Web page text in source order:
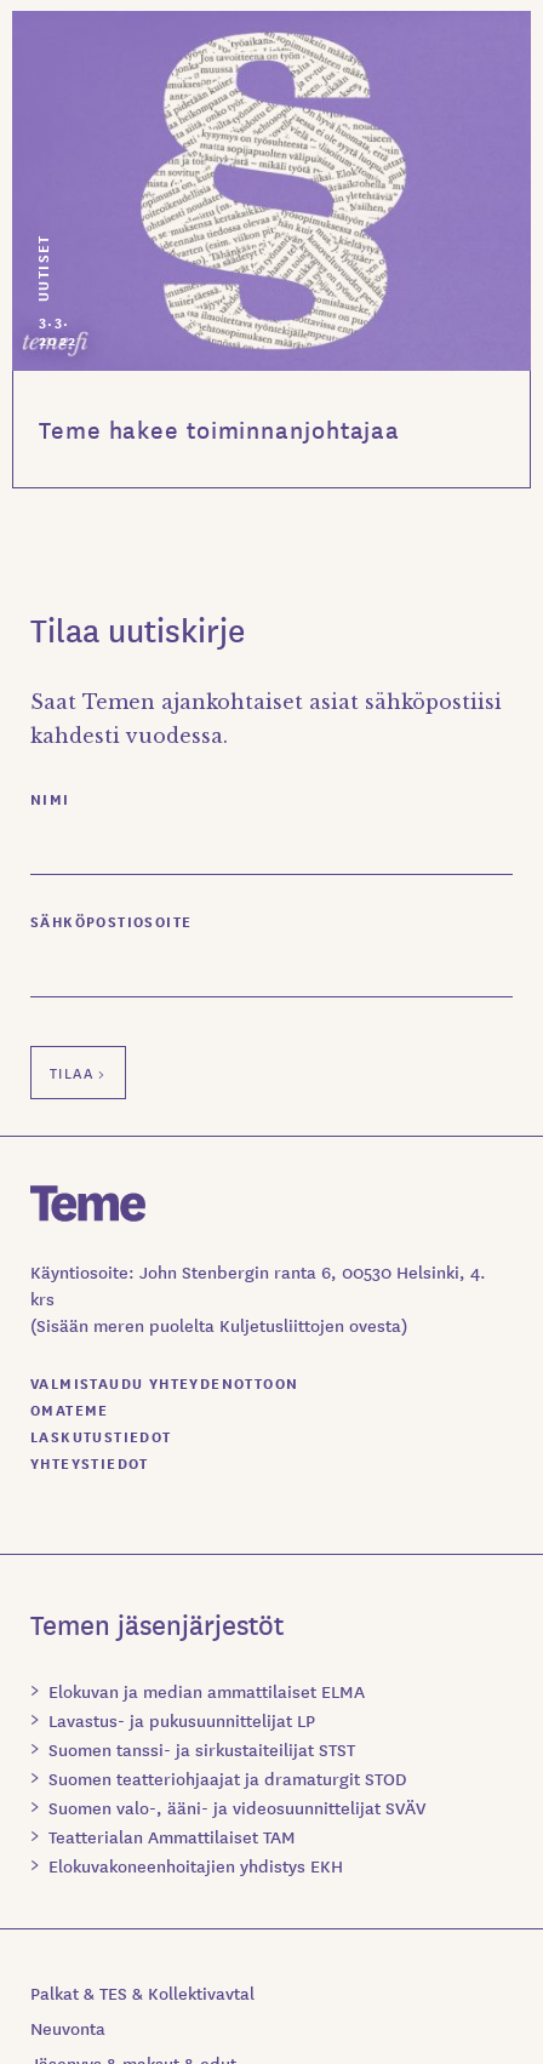
UUTISET
3.3.
2022
Teme hakee toiminnanjohtajaa
Tilaa uutiskirje
Saat Temen ajankohtaiset asiat sähköpostiisi
kahdesti vuodessa.
NIMI
SÄHKÖPOSTIOSOITE
Käyntiosoite: John Stenbergin ranta 6, 00530 Helsinki, 4.
krs
(Sisään meren puolelta Kuljetusliittojen ovesta)
VALMISTAUDU YHTEYDENOTTOON
OMATEME
LASKUTUSTIEDOT
YHTEYSTIEDOT
Temen jäsenjärjestöt
Elokuvan ja median ammattilaiset ELMA
Lavastus- ja pukusuunnittelijat LP
Suomen tanssi- ja sirkustaiteilijat STST
Suomen teatteriohjaajat ja dramaturgit STOD
Suomen valo-, ääni- ja videosuunnittelijat SVÄV
Teatterialan Ammattilaiset TAM
Elokuvakoneenhoitajien yhdistys EKH
Palkat & TES & Kollektivavtal
Neuvonta